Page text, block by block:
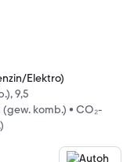
Elektro)
9,5
komb.) • CO₂-